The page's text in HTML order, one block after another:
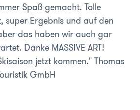
Spaß gemacht. Tolle
super Ergebnis und auf den
das haben wir auch gar
Danke MASSIVE ART!
jetzt kommen."Thomas
GmbH